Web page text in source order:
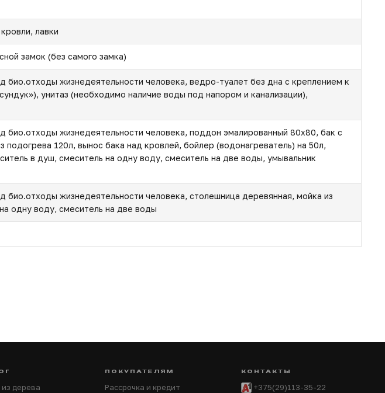
лавки
замок (без самого замка)
био.отходы жизнедеятельности человека, ведро-туалет без дна с креплением к
унитаз (необходимо наличие воды под напором и канализации),
био.отходы жизнедеятельности человека, поддон эмалированный 80х80, бак с
120л, вынос бака над кровлей, бойлер (водонагреватель) на 50л,
в душ, смеситель на одну воду, смеситель на две воды, умывальник
био.отходы жизнедеятельности человека, столешница деревянная, мойка из
одну воду, смеситель на две воды
дерева
ПОКУПАТЕЛЯМ
Рассрочка и кредит
КОНТАКТЫ
+375(29)113-35-22